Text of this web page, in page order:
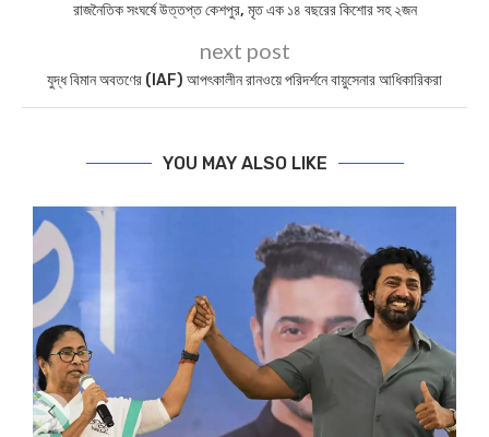
রাজন‍‍ৈতিক সংঘর্ষে উত্তপ্ত কেশপুর, মৃত এক ১৪ বছরের কিশোর সহ ২জন
next post
যুদ্ধ বিমান অবতণের (IAF) আপৎকালীন রানওয়ে পরিদর্শনে বায়ুসেনার আধিকারিকরা
YOU MAY ALSO LIKE